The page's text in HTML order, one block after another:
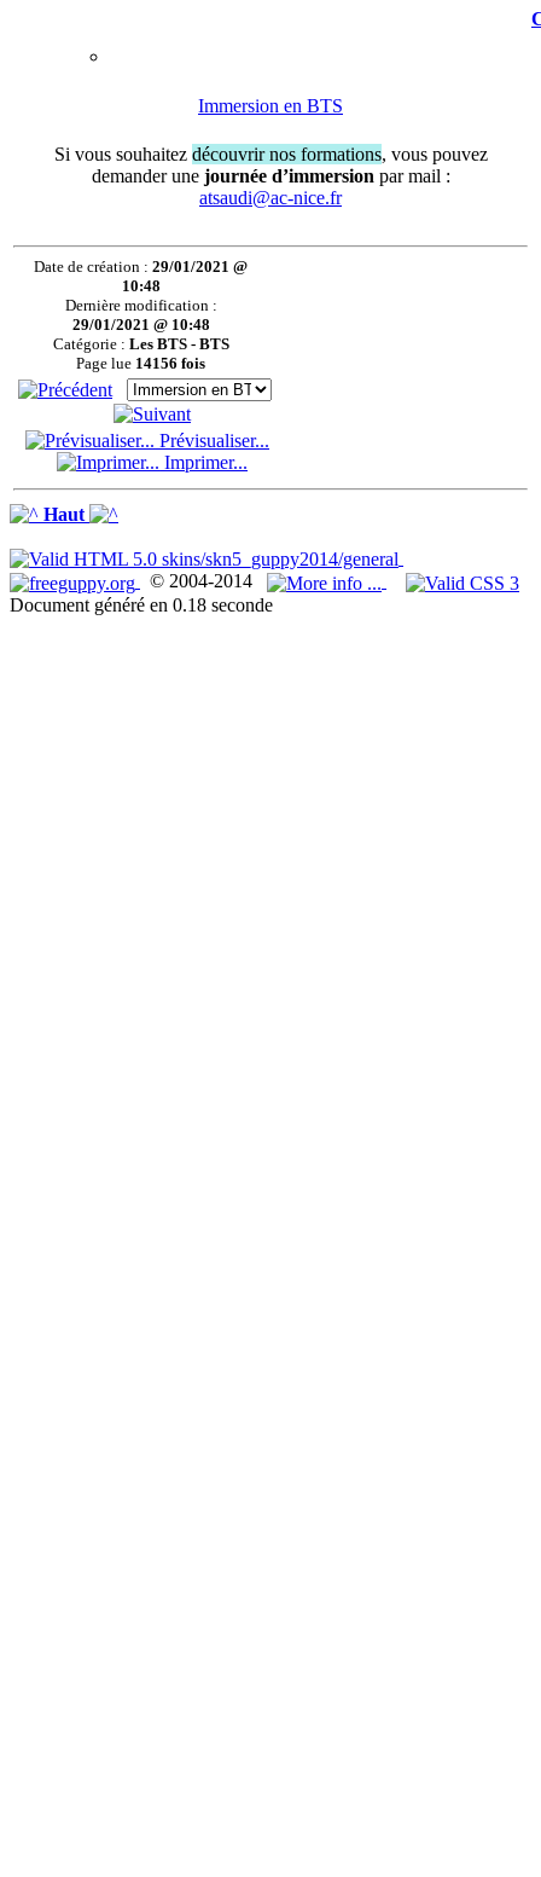
Immersion en BTS
Si vous souhaitez découvrir nos formations, vous pouvez
demander une journée d’immersion par mail :
atsaudi@ac-nice.fr
Date de création :29/01/2021 @
10:48
Dernière modification :
29/01/2021 @ 10:48
Catégorie : Les BTS - BTS
Page lue 14156 fois
Prévisualiser...
Imprimer...
Haut
© 2004-2014
Document généré en 0.18 seconde